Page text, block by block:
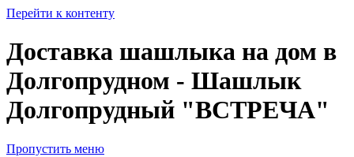
Перейти к контенту
Доставка шашлыка на дом в
Долгопрудном - Шашлык
Долгопрудный "ВСТРЕЧА"
Пропустить меню